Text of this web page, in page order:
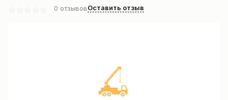
0 отзывовОставить отзыв